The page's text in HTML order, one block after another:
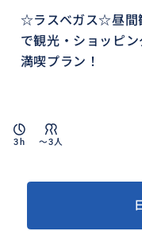
☆ラスベガス☆昼間
で観光・ショッピ
満喫プラン！
3h 〜3人